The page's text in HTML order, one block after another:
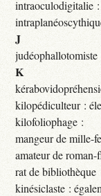
intraoculodigitalie :
J
judéophallotomiste
K
kilopédiculteur :
kilofoliophage :
mangeur de mille-
amateur de roman-
rat de bibliothèque
kinésiclaste :